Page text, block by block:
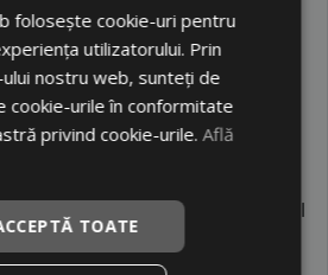
anvelope cu origini italiene, dar
dintr-un grup indian
producătorii importanți la
are zeci de mii de angajați și
și alte regiuni, având o
și distribuție. De-a lungul
pe dezvoltarea unor
adaptate pentru piețe
folosește cookie-uri pentru
utilizatorului. Prin
nostru web, sunteți de
cookie-urile în conformitate
privind cookie-urile.Află
TOATE